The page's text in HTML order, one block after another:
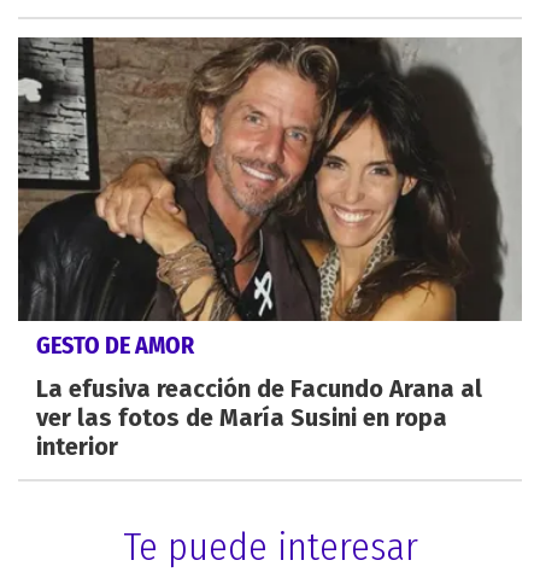
GESTO DE AMOR
La efusiva reacción de Facundo Arana al
ver las fotos de María Susini en ropa
interior
Te puede interesar